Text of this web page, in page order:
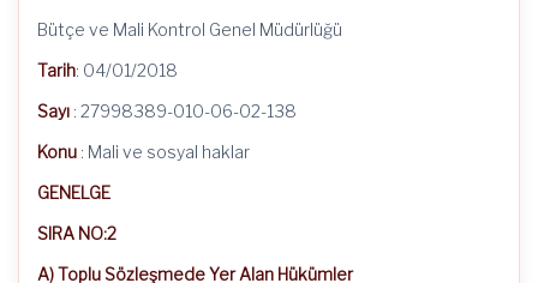
Bütçe ve Mali Kontrol Genel Müdürlüğü
Tarih: 04/01/2018
Sayı : 27998389-010-06-02-138
Konu : Mali ve sosyal haklar
GENELGE
SIRA NO:2
A) Toplu Sözleşmede Yer Alan Hükümler